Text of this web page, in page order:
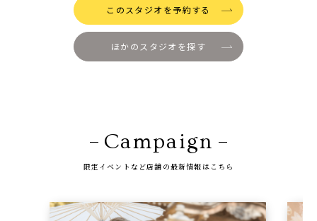
このスタジオを予約する
ほかのスタジオを探す
Campaign
限定イベントなど店舗の最新情報はこちら